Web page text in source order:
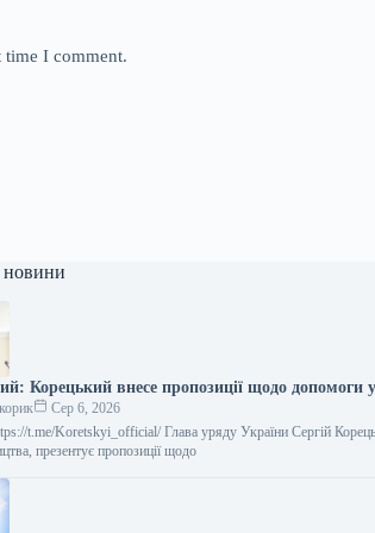
time I comment.
новини
Корецький внесе пропозиції щодо допомоги
Сер 6, 2026
t.me/Koretskyi_official/ Глава уряду України Сергій
презентує пропозиції щодо